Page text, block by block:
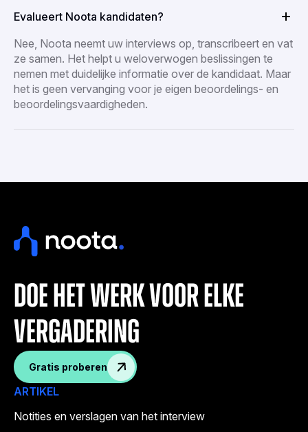
Evalueert Noota kandidaten?
Nee, Noota neemt uw interviews op, transcribeert en vat
ze samen. Het helpt u weloverwogen beslissingen te
nemen met duidelijke informatie over de kandidaat. Maar
het is geen vervanging voor je eigen beoordelings- en
beoordelingsvaardigheden.
doe het werk voor elke
vergadering
Gratis proberen
ARTIKEL
Notities en verslagen van het interview